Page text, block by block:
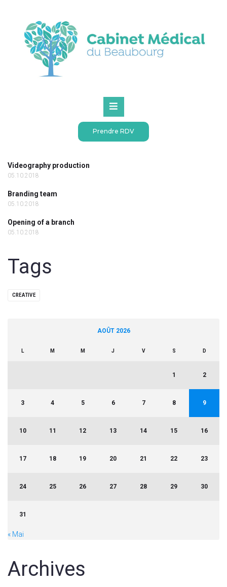
Prendre RDV
Accueil Accueil
Articles récents
Videography production
05.10.2018
Branding team
05.10.2018
Opening of a branch
05.10.2018
Tags
CREATIVE
AOÛT 2026
L M M J V S D
1 2
3 4 5 6 7 8 9
10 11 12 13 14 15 16
17 18 19 20 21 22 23
24 25 26 27 28 29 30
31
« Mai
Archives